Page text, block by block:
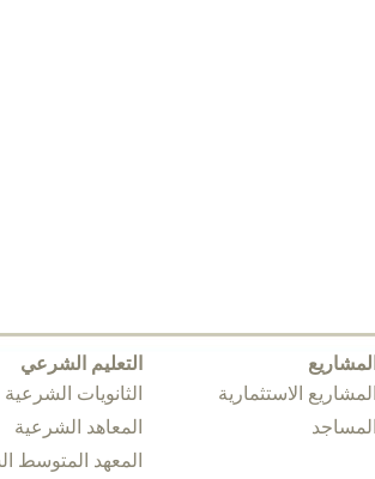
المشاريع
المشاريع الاستثمارية
المساجد
التعليم الشرعي
الثانويات الشرعية
المعاهد الشرعية
المعهد المتوسط